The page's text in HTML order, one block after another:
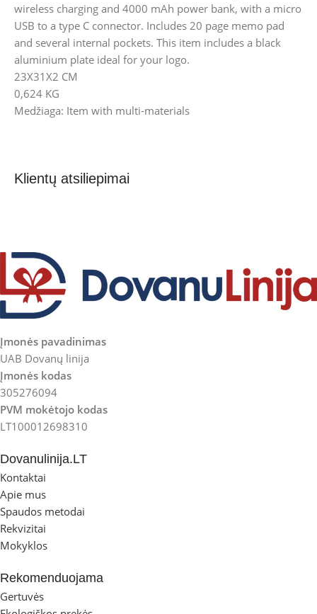
wireless charging and 4000 mAh power bank, with a micro
USB to a type C connector. Includes 20 page memo pad
and several internal pockets. This item includes a black
aluminium plate ideal for your logo.
23X31X2 CM
0,624 KG
Medžiaga: Item with multi-materials
Klientų atsiliepimai
Įmonės pavadinimas
UAB Dovanų linija
Įmonės kodas
305276094
PVM mokėtojo kodas
LT100012698310
Dovanulinija.LT
Kontaktai
Apie mus
Spaudos metodai
Rekvizitai
Mokyklos
Rekomenduojama
Gertuvės